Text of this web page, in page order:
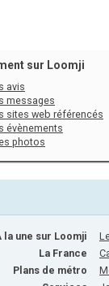
sur Loomji
avis
messages
sites web référencés
évènements
photos
la une sur Loomji
La France
Plans de métro